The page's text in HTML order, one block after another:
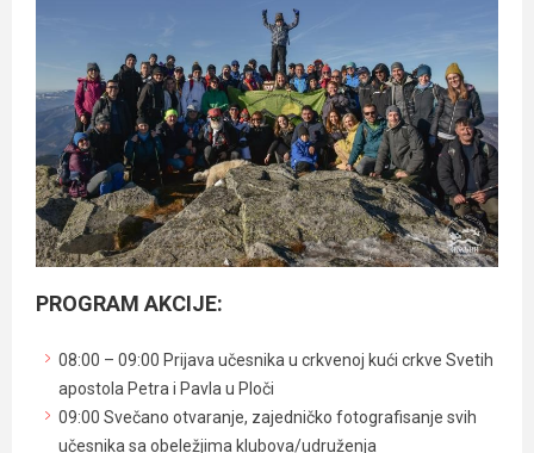
PROGRAM AKCIJE:
08:00 – 09:00 Prijava učesnika u crkvenoj kući crkve Svetih
apostola Petra i Pavla u Ploči
09:00 Svečano otvaranje, zajedničko fotografisanje svih
učesnika sa obeležjima klubova/udruženja